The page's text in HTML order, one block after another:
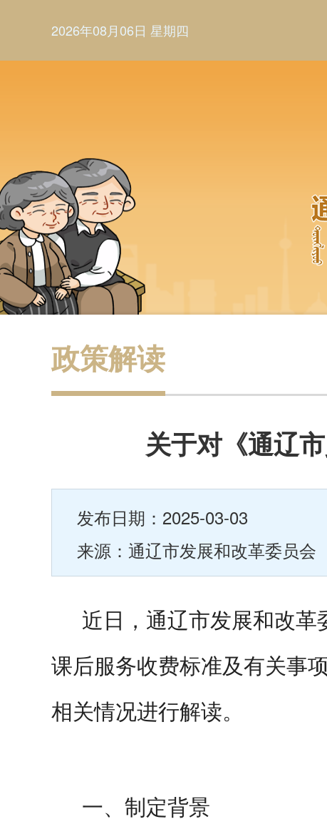
2026年08月06日 星期四
政策解读
关于对《通辽
发布日期：2025-03-03
来源：通辽市发展和改革委员会
近日，通辽市发展和改革
课后服务收费标准及有关事
相关情况进行解读。
一、 制定背景